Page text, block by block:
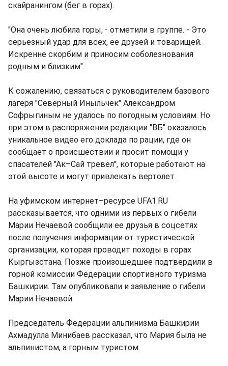
скайранингом (бег в горах).
"Она очень любила горы, - отметили в группе. - Это
серьезный удар для всех, ее друзей и товарищей.
Искренне скорбим и приносим соболезнования
родным и близким".
К сожалению, связаться с руководителем базового
лагеря "Северный Иныльчек" Александром
Софрыгиным не удалось по погодным условиям. Но
при этом в распоряжении редакции "ВБ" оказалось
уникальное видео его доклада по рации, где он
сообщает о происшествии и просит помощи у
спасателей "Ак–Сай тревел", которые работают на
этой высоте и могут привлекать вертолет.
На уфимском интернет–ресурсе UFA1.RU
рассказывается, что одними из первых о гибели
Марии Нечаевой сообщили ее друзья в соцсетях
после получения информации от туристической
организации, которая проводит походы в горах
Кыргызстана. Позже произошедшее подтвердили в
горной комиссии Федерации спортивного туризма
Башкирии. Там опубликовали и заявление о гибели
Марии Нечаевой.
Председатель Федерации альпинизма Башкирии
Ахмадулла Минибаев рассказал, что Мария была не
альпинистом, а горным туристом.